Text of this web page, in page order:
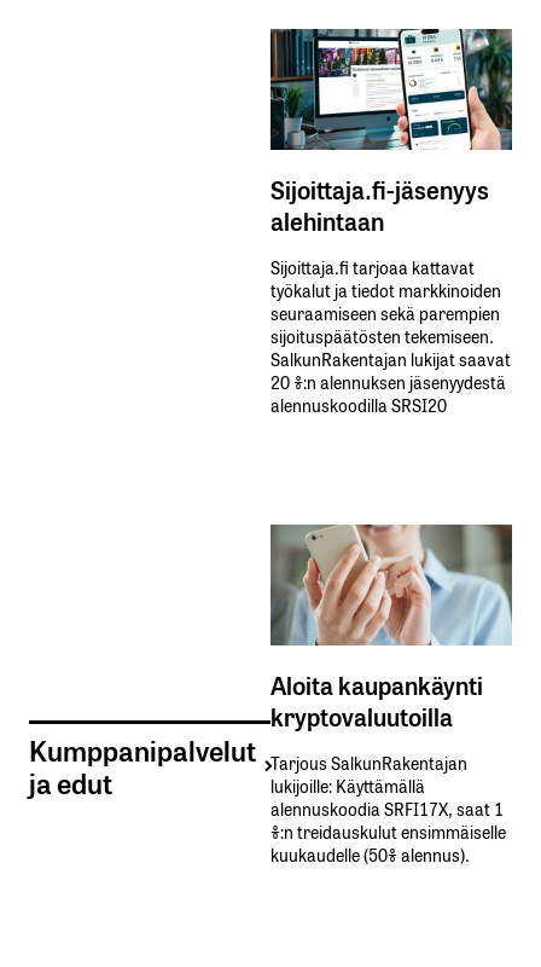
Kumppanipalvelut
ja edut
Sijoittaja.fi-jäsenyys
alehintaan
Sijoittaja.fi tarjoaa kattavat
työkalut ja tiedot markkinoiden
seuraamiseen sekä parempien
sijoituspäätösten tekemiseen.
SalkunRakentajan lukijat saavat
20 %:n alennuksen jäsenyydestä
alennuskoodilla SRSI20
Aloita kaupankäynti
kryptovaluutoilla
Tarjous SalkunRakentajan
lukijoille: Käyttämällä​ ​
alennuskoodia​ ​SRFI17X,​ ​saat​ ​1
%:n treidauskulut​ ​ensimmäiselle​ ​
kuukaudelle​ ​(50%​ ​alennus).